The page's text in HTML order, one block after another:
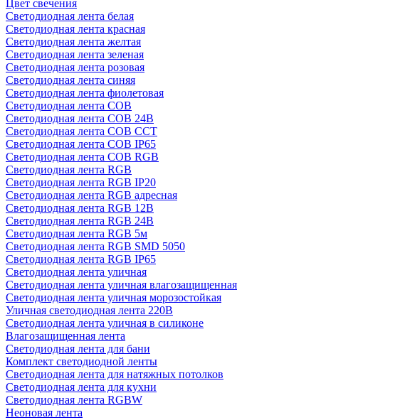
Цвет свечения
Светодиодная лента белая
Светодиодная лента красная
Светодиодная лента желтая
Светодиодная лента зеленая
Светодиодная лента розовая
Светодиодная лента синяя
Светодиодная лента фиолетовая
Светодиодная лента COB
Светодиодная лента COB 24В
Светодиодная лента COB CCT
Светодиодная лента COB IP65
Светодиодная лента COB RGB
Светодиодная лента RGB
Светодиодная лента RGB IP20
Светодиодная лента RGB адресная
Светодиодная лента RGB 12В
Светодиодная лента RGB 24В
Светодиодная лента RGB 5м
Светодиодная лента RGB SMD 5050
Светодиодная лента RGB IP65
Светодиодная лента уличная
Светодиодная лента уличная влагозащищенная
Светодиодная лента уличная морозостойкая
Уличная светодиодная лента 220В
Светодиодная лента уличная в силиконе
Влагозащищенная лента
Светодиодная лента для бани
Комплект светодиодной ленты
Светодиодная лента для натяжных потолков
Светодиодная лента для кухни
Светодиодная лента RGBW
Неоновая лента